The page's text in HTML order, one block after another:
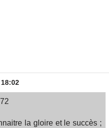
la gloire et le succès ;